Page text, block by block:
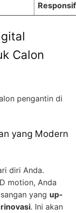
Responsif
Calon
pengantin di
yang Modern
diri Anda.
motion, Anda
yang up-
. Ini akan